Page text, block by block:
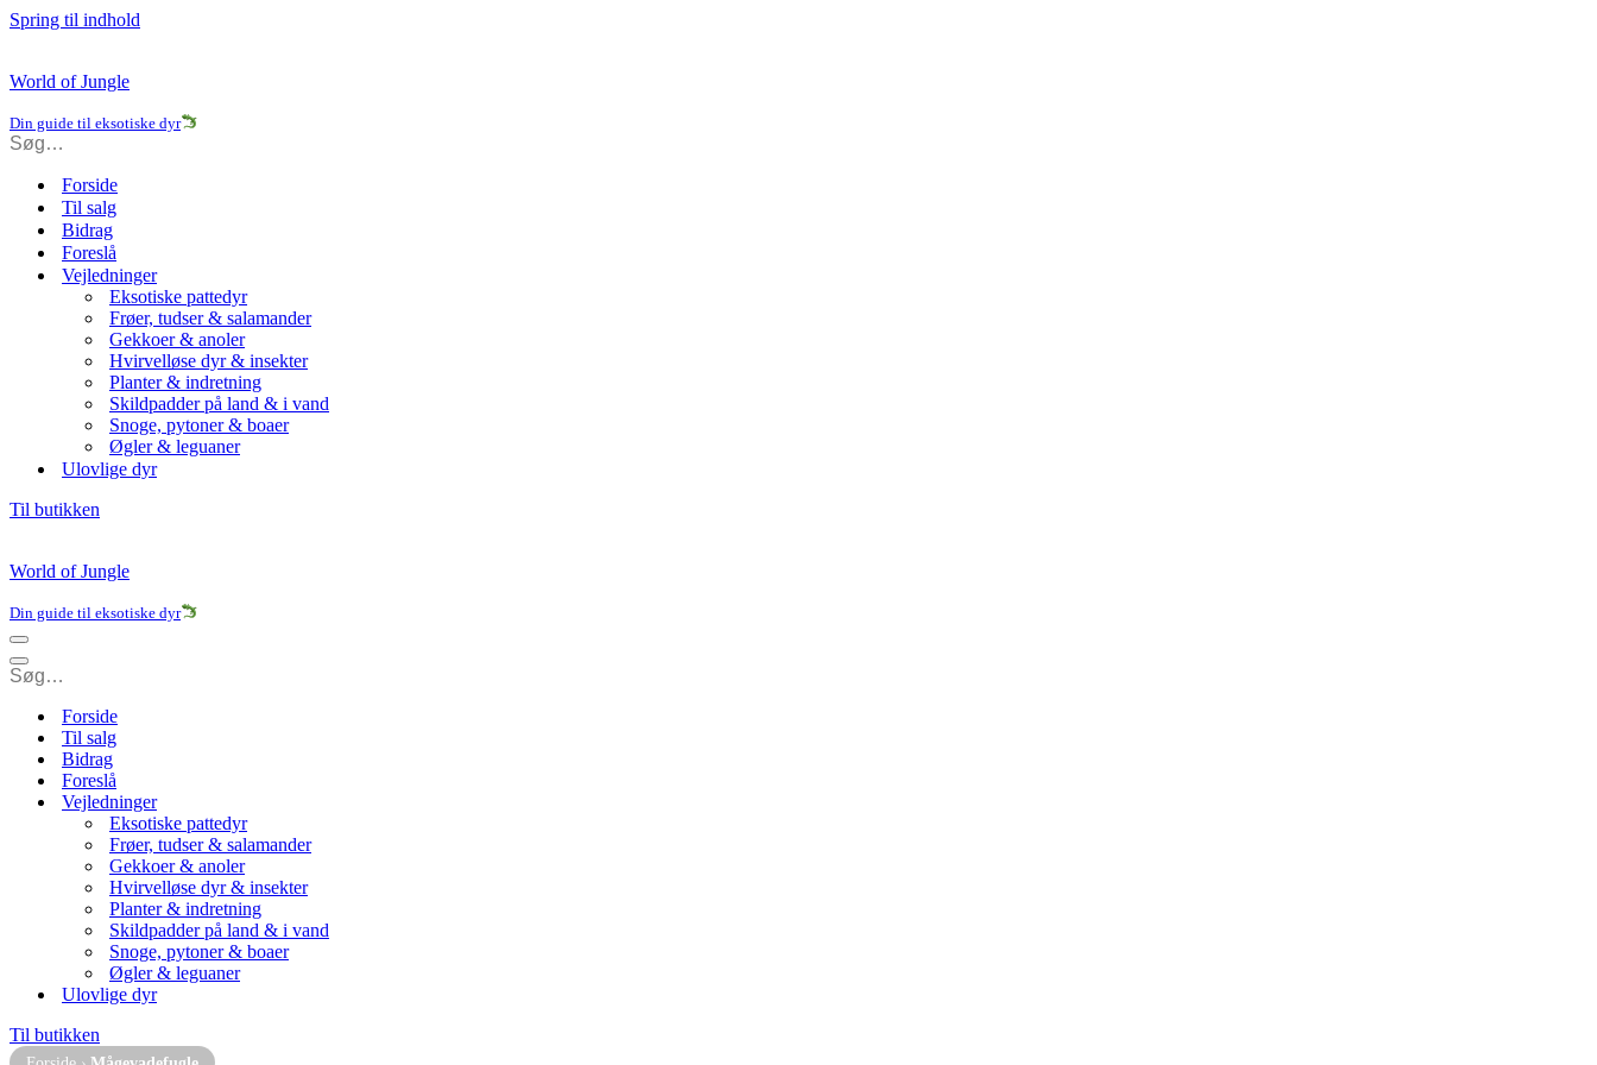
Spring til indhold
World of Jungle
Din guide til eksotiske dyr
Forside
Til salg
Bidrag
Foreslå
Vejledninger
Eksotiske pattedyr
Frøer, tudser & salamander
Gekkoer & anoler
Hvirvelløse dyr & insekter
Planter & indretning
Skildpadder på land & i vand
Snoge, pytoner & boaer
Øgler & leguaner
Ulovlige dyr
Til butikken
World of Jungle
Din guide til eksotiske dyr
Navigation
menu
Navigation
menu
Forside
Til salg
Bidrag
Foreslå
Vejledninger
Eksotiske pattedyr
Frøer, tudser & salamander
Gekkoer & anoler
Hvirvelløse dyr & insekter
Planter & indretning
Skildpadder på land & i vand
Snoge, pytoner & boaer
Øgler & leguaner
Ulovlige dyr
Til butikken